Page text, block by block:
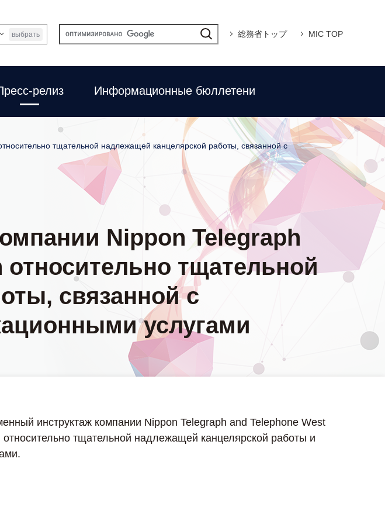
выбрать 総務省トップ MIC TOP
релиз Информационные бюллетени
тщательной надлежащей канцелярской работы, связанной с
Nippon Telegraph
тщательной
связанной с
услугами
инструктаж компании Nippon Telegraph and Telephone West
тщательной надлежащей канцелярской работы и